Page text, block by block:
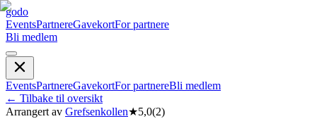
godo
EventsPartnereGavekortFor partnere
Bli medlem
EventsPartnereGavekortFor partnereBli medlem
← Tilbake til oversikt
Arrangert av Grefsenkollen★5,0(2)